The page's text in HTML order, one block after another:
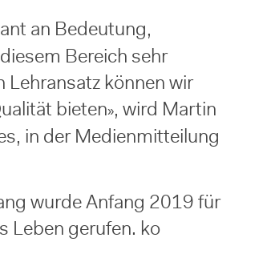
an Bedeutung,
Bereich sehr
können wir
bieten», wird Martin
in der Medienmitteilung
wurde Anfang 2019 für
Leben gerufen. ko